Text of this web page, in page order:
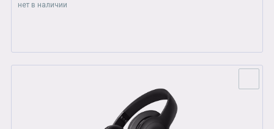
нет в наличии